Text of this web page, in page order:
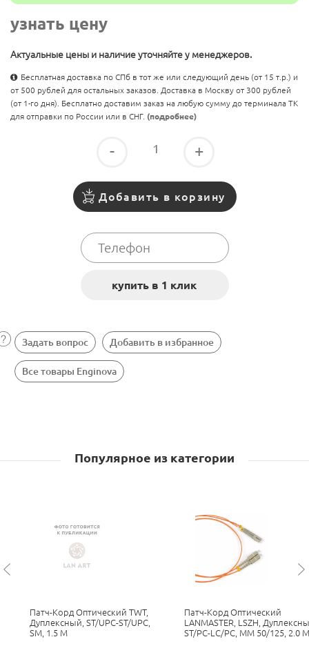
узнать цену
Актуальные цены и наличие уточняйте у менеджеров.
Бесплатная доставка по СПб в тот же или следующий день (от 15 т.р.) и
от 500 рублей для остальных заказов. Доставка в Москву от 300 рублей
(от 1-го дня). Бесплатно доставим заказ на любую сумму до терминала ТК
для отправки по России или в СНГ. (подробнее)
- +
Добавить в корзину
Задать вопрос Добавить в избранное
Все товары Enginova
Популярное из категории
Патч-Корд Оптический TWT,
Дуплексный, ST/UPC-ST/UPC,
SM, 1.5 М
Патч-Корд Оптический
LANMASTER, LSZH,
ST/PC-LC/PC, MM 50/125, 2.0 М